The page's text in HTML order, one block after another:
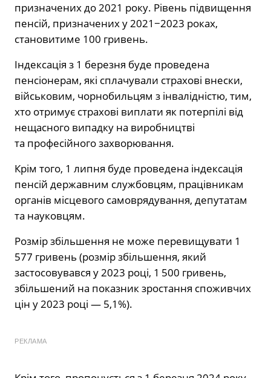
призначених до 2021 року. Рівень підвищення
пенсій, призначених у 2021−2023 роках,
становитиме 100 гривень.
Індексація з 1 березня буде проведена
пенсіонерам, які сплачували страхові внески,
військовим, чорнобильцям з інвалідністю, тим,
хто отримує страхові виплати як потерпілі від
нещасного випадку на виробництві
та професійного захворювання.
Крім того, 1 липня буде проведена індексація
пенсій державним службовцям, працівникам
органів місцевого самоврядування, депутатам
та науковцям.
Розмір збільшення не може перевищувати 1
577 гривень (розмір збільшення, який
застосовувався у 2023 році, 1 500 гривень,
збільшений на показник зростання споживчих
цін у 2023 році — 5,1%).
РЕКЛАМА